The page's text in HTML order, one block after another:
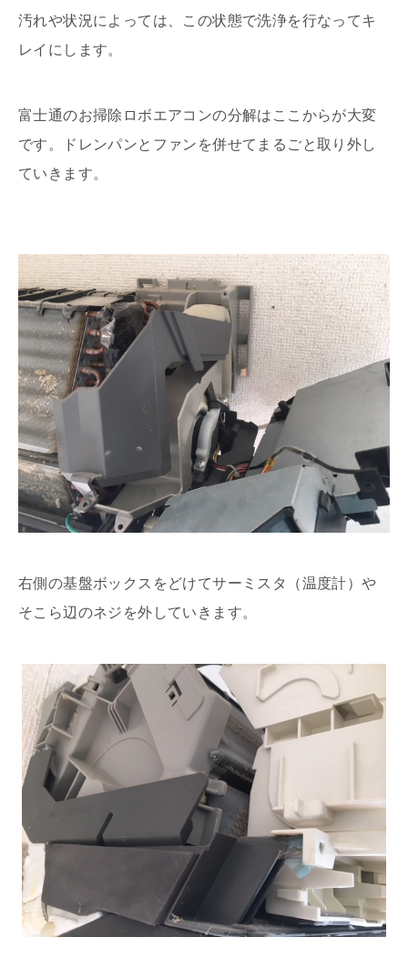
汚れや状況によっては、この状態で洗浄を行なってキ
レイにします。
富士通のお掃除ロボエアコンの分解はここからが大変
です。ドレンパンとファンを併せてまるごと取り外し
ていきます。
右側の基盤ボックスをどけてサーミスタ（温度計）や
そこら辺のネジを外していきます。